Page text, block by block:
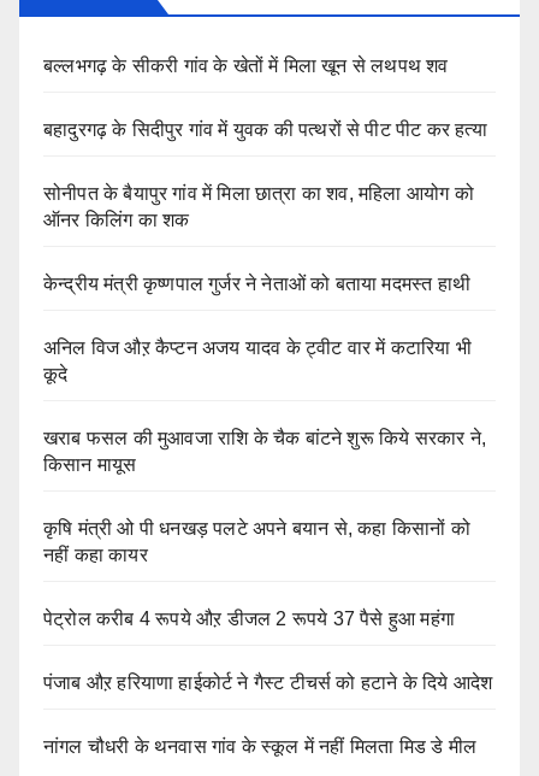
बल्लभगढ़ के सीकरी गांव के खेतों में मिला खून से लथपथ शव
बहादुरगढ़ के सिदीपुर गांव में युवक की पत्थरों से पीट पीट कर हत्या
सोनीपत के बैयापुर गांव में मिला छात्रा का शव, महिला आयोग को
ऑनर किलिंग का शक
केन्द्रीय मंत्री कृष्णपाल गुर्जर ने नेताओं को बताया मदमस्त हाथी
अनिल विज औऱ कैप्टन अजय यादव के ट्वीट वार में कटारिया भी
कूदे
खराब फसल की मुआवजा राशि के चैक बांटने शुरू किये सरकार ने,
किसान मायूस
कृषि मंत्री ओ पी धनखड़ पलटे अपने बयान से, कहा किसानों को
नहीं कहा कायर
पेट्रोल करीब 4 रूपये औऱ डीजल 2 रूपये 37 पैसे हुआ महंगा
पंजाब औऱ हरियाणा हाईकोर्ट ने गैस्ट टीचर्स को हटाने के दिये आदेश
नांगल चौधरी के थनवास गांव के स्कूल में नहीं मिलता मिड डे मील